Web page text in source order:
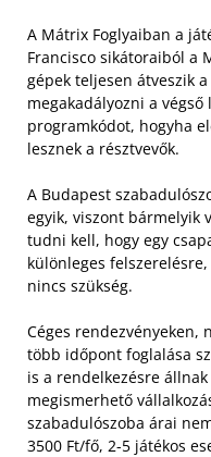
A Mátrix Foglyaiban a
Francisco sikátoraiból a
gépek teljesen átveszik
megakadályozni a
programkódot, hogyha
lesznek a résztvevők.
A Budapest
egyik, viszont bármelyik
tudni kell, hogy egy
különleges
nincs szükség.
Céges rendezvényeken,
több időpont foglalása
is a rendelkezésre
megismerhető
szabadulószoba árai
3500 Ft/fő, 2-5 játékos